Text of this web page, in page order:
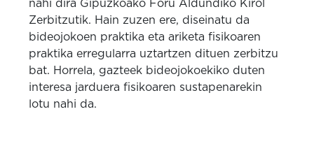
nahi dira Gipuzkoako Foru Aldundiko Kirol
Zerbitzutik. Hain zuzen ere, diseinatu da
bideojokoen praktika eta ariketa fisikoaren
praktika erregularra uztartzen dituen zerbitzu
bat. Horrela, gazteek bideojokoekiko duten
interesa jarduera fisikoaren sustapenarekin
lotu nahi da.